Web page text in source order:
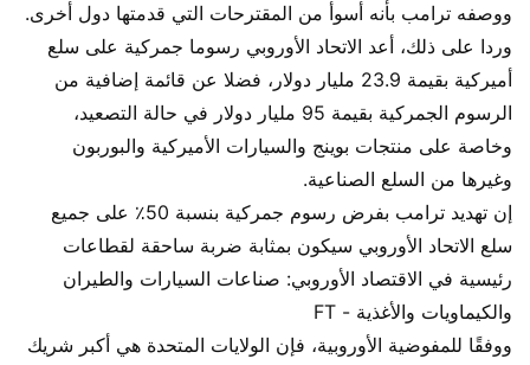
ووصفه ترامب بأنه أسوأ من المقترحات التي قدمتها دول أخرى.
وردا على ذلك، أعد الاتحاد الأوروبي رسوما جمركية على سلع
أميركية بقيمة 23.9 مليار دولار، فضلا عن قائمة إضافية من
الرسوم الجمركية بقيمة 95 مليار دولار في حالة التصعيد،
وخاصة على منتجات بوينج والسيارات الأميركية والبوربون
وغيرها من السلع الصناعية.
إن تهديد ترامب بفرض رسوم جمركية بنسبة 50٪ على جميع
سلع الاتحاد الأوروبي سيكون بمثابة ضربة ساحقة لقطاعات
رئيسية في الاقتصاد الأوروبي: صناعات السيارات والطيران
والكيماويات والأغذية - FT
ووفقًا للمفوضية الأوروبية، فإن الولايات المتحدة هي أكبر شريك